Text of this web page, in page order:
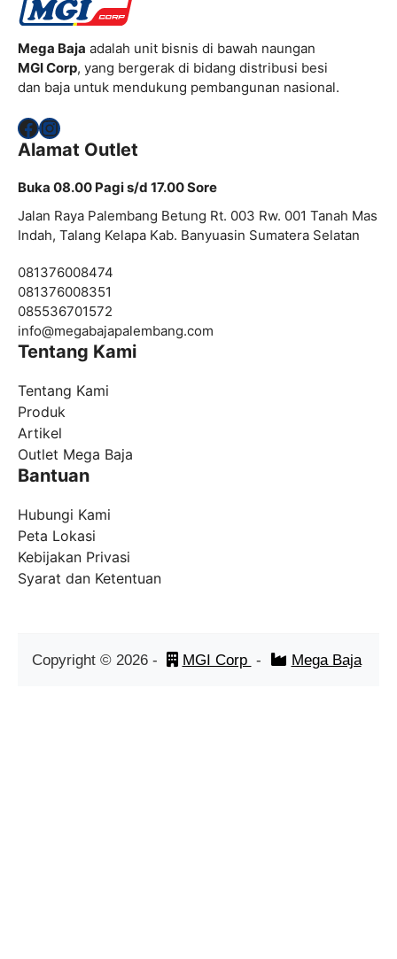
Mega Baja adalah unit bisnis di bawah naungan
MGI Corp, yang bergerak di bidang distribusi besi
dan baja untuk mendukung pembangunan nasional.
Facebook
Instagram
Alamat Outlet
Buka 08.00 Pagi s/d 17.00 Sore
Jalan Raya Palembang Betung Rt. 003 Rw. 001 Tanah Mas
Indah, Talang Kelapa Kab. Banyuasin Sumatera Selatan
081376008474
081376008351
085536701572
info@megabajapalembang.com
Tentang Kami
Tentang Kami
Produk
Artikel
Outlet Mega Baja
Bantuan
Hubungi Kami
Peta Lokasi
Kebijakan Privasi
Syarat dan Ketentuan
Copyright © 2026- MGI Corp - Mega Baja